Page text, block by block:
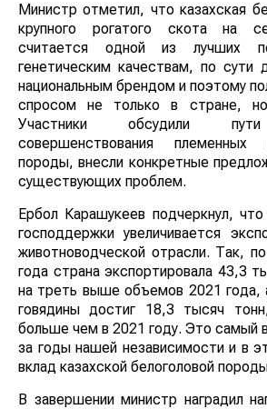
Министр отметил, что казахская
крупного рогатого скота на
считается одной из лучших
генетическим качествам, по сути
национальным брендом и поэтому
спросом не только в стране,
Участники обсудили
совершенствования племенных
породы, внесли конкретные
существующих проблем.
Ербол Карашукеев подчеркнул,
господдержки увеличивается
животноводческой отрасли. Так,
года страна экспортировала 43,3
на треть выше объемов 2021 года,
говядины достиг 18,3 тысяч
больше чем в 2021 году. Это самый
за годы нашей независимости и в
вклад казахской белоголовой
В завершении министр наградил